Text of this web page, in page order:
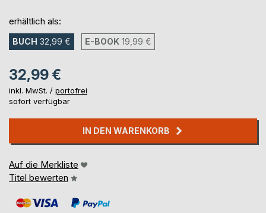
erhältlich als:
BUCH 32,99 € E-BOOK 19,99 €
32,99 €
inkl. MwSt. / portofrei
sofort verfügbar
IN DEN WARENKORB
Auf die Merkliste
Titel bewerten